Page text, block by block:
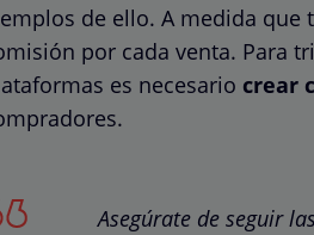
de ello. A medida que
por cada venta. Para
es necesario crear
Asegúrate de seguir